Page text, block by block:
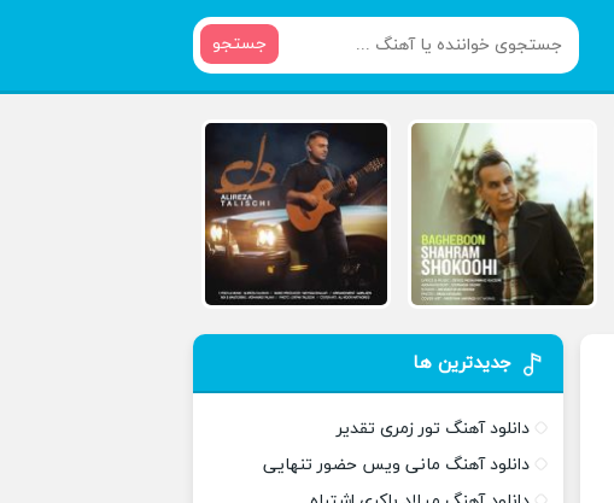
جستجو
جدیدترین ها
دانلود آهنگ تور زمری تقدیر
دانلود آهنگ مانی ویس حضور تنهایی